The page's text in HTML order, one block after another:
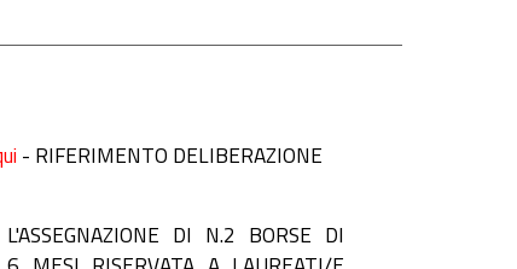
- RIFERIMENTO DELIBERAZIONE
DI N.2 BORSE DI